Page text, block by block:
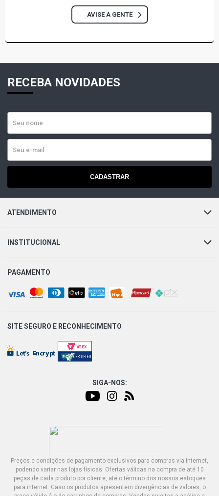
AVISE A GENTE
RECEBA NOVIDADES
CADASTRAR
ATENDIMENTO
INSTITUCIONAL
PAGAMENTO
SITE SEGURO E RECONHECIMENTO
SIGA-NOS:
Preços e condições de pagamento exclusivos para compras via internet,
podendo variar nas lojas físicas. Ofertas válidas na compra de até 10
peças de cada produto por cliente, até o término dos nossos estoques
para internet. Caso os produtos apresentem divergências de valores, o